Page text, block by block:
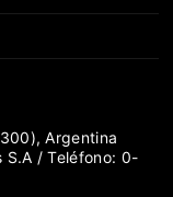
Argentina
S.A / Teléfono: 0-